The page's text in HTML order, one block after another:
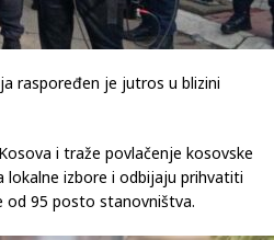
raspoređen je jutros u blizini
i traže povlačenje kosovske
lokalne izbore i odbijaju prihvatiti
od 95 posto stanovništva.